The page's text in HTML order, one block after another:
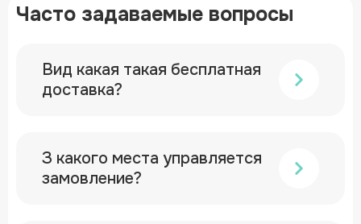
Часто задаваемые вопросы
Вид какая такая бесплатная
доставка?
З какого места управляется
замовление?